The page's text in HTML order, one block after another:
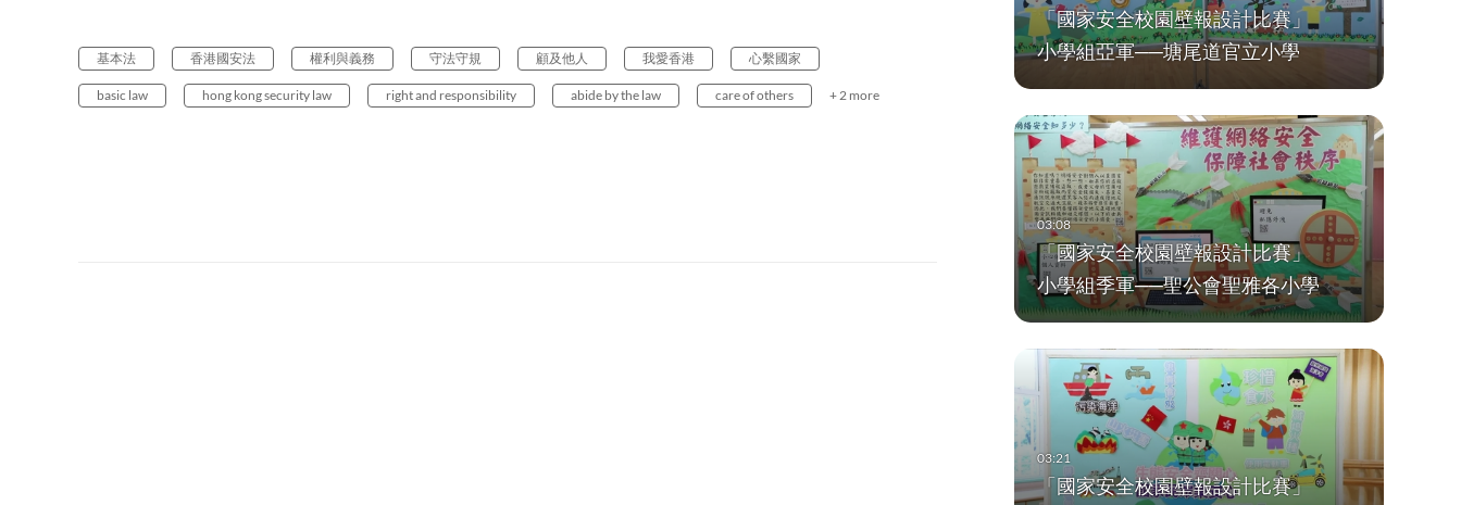
「國家安全校園壁報設計比賽」
小學組亞軍──塘尾道官立小學
「國家安全校園壁報設計比賽」
小學組季軍──聖公會聖雅各小學
「國家安全校園壁報設計比賽」
基本法 香港國安法 權利與義務 守法守規 顧及他人 我愛香港 心繫國家
basic law hong kong security law right and responsibility abide by the law care of others + 2 more